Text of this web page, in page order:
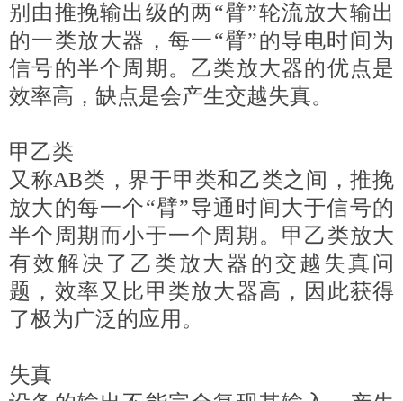
别由推挽输出级的两“臂”轮流放大输出
的一类放大器，每一“臂”的导电时间为
信号的半个周期。乙类放大器的优点是
效率高，缺点是会产生交越失真。
甲乙类
又称AB类，界于甲类和乙类之间，推挽
放大的每一个“臂”导通时间大于信号的
半个周期而小于一个周期。甲乙类放大
有效解决了乙类放大器的交越失真问
题，效率又比甲类放大器高，因此获得
了极为广泛的应用。
失真